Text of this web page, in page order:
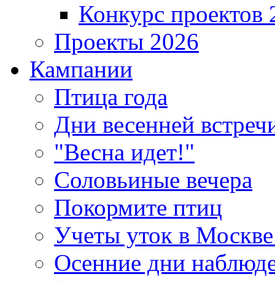
Конкурс проектов
Проекты 2026
Кампании
Птица года
Дни весенней
"Весна идет!"
Соловьиные вечера
Покормите птиц
Учеты уток в
Осенние дни